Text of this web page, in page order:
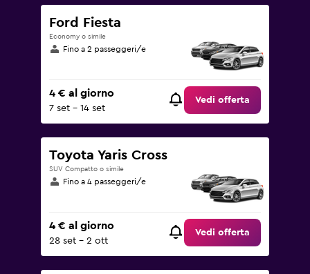
Ford Fiesta
Economy o simile
Fino a 2 passeggeri/e
4 € al giorno
7 set - 14 set
Vedi offerta
Toyota Yaris Cross
SUV Compatto o simile
Fino a 4 passeggeri/e
4 € al giorno
28 set - 2 ott
Vedi offerta